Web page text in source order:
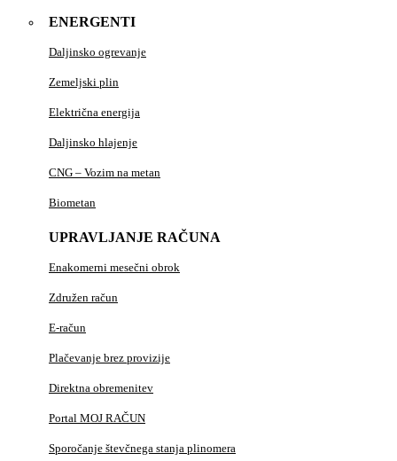
ENERGENTI
Daljinsko ogrevanje
Zemeljski plin
Električna energija
Daljinsko hlajenje
CNG – Vozim na metan
Biometan
UPRAVLJANJE RAČUNA
Enakomerni mesečni obrok
Združen račun
E-račun
Plačevanje brez provizije
Direktna obremenitev
Portal MOJ RAČUN
Sporočanje števčnega stanja plinomera